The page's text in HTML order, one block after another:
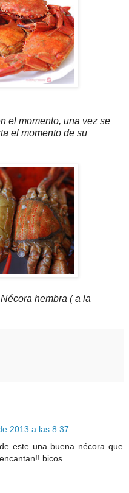
el momento, una vez se
el momento de su
hembra ( a la
2013 a las 8:37
este una buena nécora que
bicos